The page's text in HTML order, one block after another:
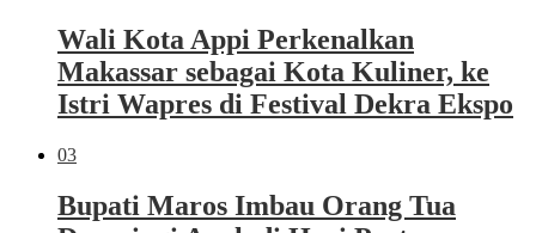
Wali Kota Appi Perkenalkan
Makassar sebagai Kota Kuliner, ke
Istri Wapres di Festival Dekra Ekspo
03
Bupati Maros Imbau Orang Tua